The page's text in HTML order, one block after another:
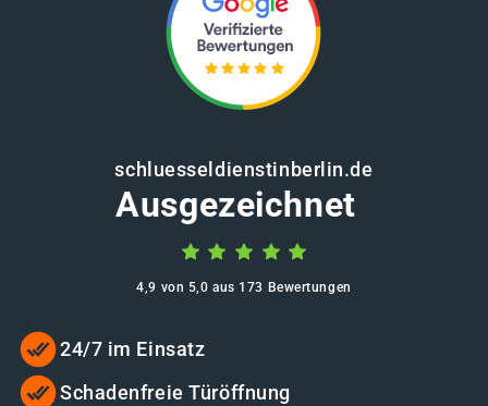
schluesseldienstinberlin.de
Ausgezeichnet
4,9 von 5,0 aus 173 Bewertungen
24/7 im Einsatz
Schadenfreie Türöffnung